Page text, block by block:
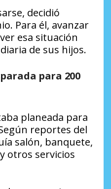
decidió
Para él, avanzar
esa situación
de sus hijos.
para 200
planeada para
reportes del
salón, banquete,
otros servicios